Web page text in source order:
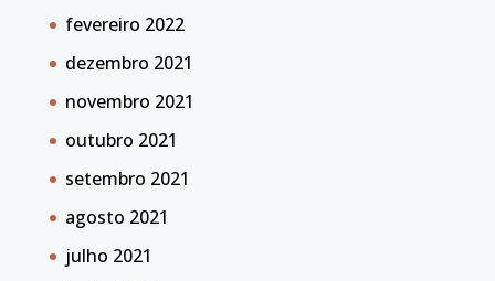
fevereiro 2022
dezembro 2021
novembro 2021
outubro 2021
setembro 2021
agosto 2021
julho 2021